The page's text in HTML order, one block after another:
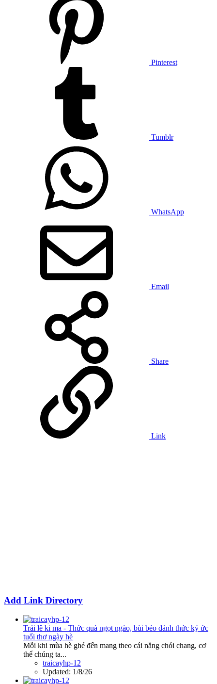
Pinterest
Tumblr
WhatsApp
Email
Share
Link
Add Link Directory
Trái lê ki ma - Thức quà ngọt ngào, bùi béo đánh thức ký ức
tuổi thơ ngày hè
Mỗi khi mùa hè ghé đến mang theo cái nắng chói chang, cơ
thể chúng ta...
traicayhp-12
Updated: 1/8/26